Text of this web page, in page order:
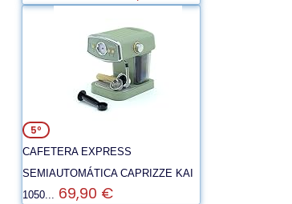
5º
CAFETERA EXPRESS
SEMIAUTOMÁTICA CAPRIZZE KAI
1050... 69,90 €